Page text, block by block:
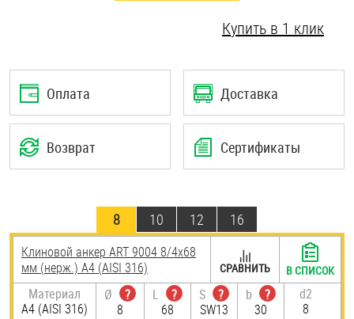
Шплинты
Штифты и пальцы
Купить в 1 клик
Оплата Доставка
Возврат Сертификаты
8 10 12 16
Клиновой анкер ART 9004 8/4х68
мм (нерж.) A4 (AISI 316)
Материал
A4 (AISI 316)
Ø
?
8
L
?
68
S
?
SW13
b
?
30
d2
8
СРАВНИТЬ В СПИСОК